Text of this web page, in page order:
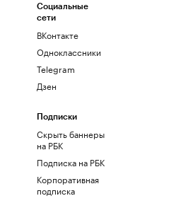
Социальные
сети
ВКонтакте
Одноклассники
Telegram
Дзен
Подписки
Скрыть баннеры
на РБК
Подписка на РБК
Корпоративная
подписка